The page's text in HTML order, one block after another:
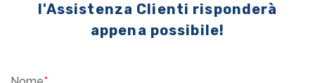
l'Assistenza Clienti risponderà
appena possibile!